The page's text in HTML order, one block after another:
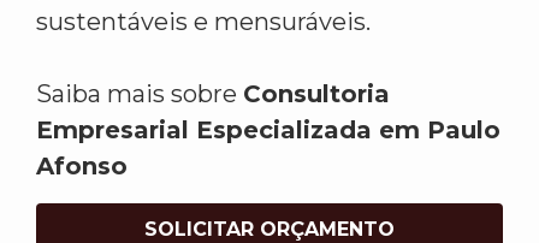
sustentáveis e mensuráveis.
Saiba mais sobre Consultoria
Empresarial Especializada em Paulo
Afonso
SOLICITAR ORÇAMENTO